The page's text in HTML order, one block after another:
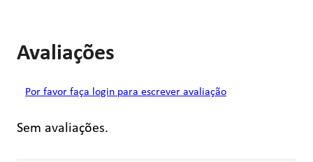
Avaliações
Por favor faça login para escrever avaliação
Sem avaliações.